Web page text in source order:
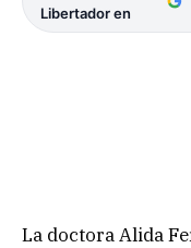
Libertador en
La doctora Alida